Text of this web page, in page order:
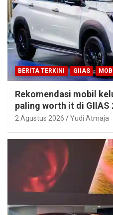
BERITA TERKINI GIIAS
Rekomendasi mobil
paling worth it di GIIAS
2 Agustus 2026 Yudi Atmaja